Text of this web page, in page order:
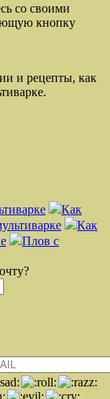
со своими
кнопку
и рецепты, как
Как
Как
Плов с